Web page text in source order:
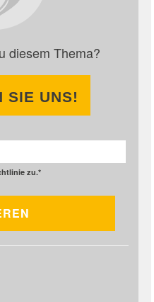
diesem Thema?
SIE UNS!
zu.*